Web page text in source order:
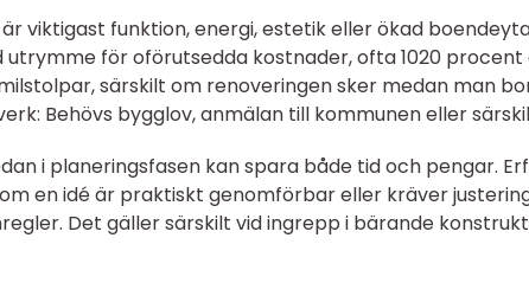
viktigast funktion, energi, estetik eller ökad
utrymme för oförutsedda kostnader, ofta 1020 procent
särskilt om renoveringen sker medan man
Behövs bygglov, anmälan till kommunen eller
i planeringsfasen kan spara både tid och pengar.
en idé är praktiskt genomförbar eller kräver
Det gäller särskilt vid ingrepp i bärande